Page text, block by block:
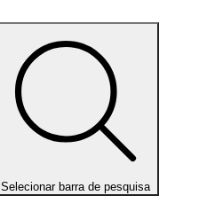
Selecionar barra de pesquisa